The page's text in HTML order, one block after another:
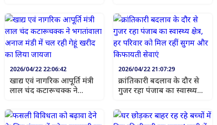
TFT डिस्प्ले के साथ मचाएगी
धमाल
2026/04/22 22:06:42
खाद्य एवं नागरिक आपूर्ति मंत्री
लाल चंद कटारूचक्क ने
रही गेहूं खरीद का लिया जायजा
2026/04/22 21:07:29
क्रांतिकारी बदलाव के दौर से
गुजर रहा पंजाब का स्वास्थ्य
सुगम और किफायती सेवाएं